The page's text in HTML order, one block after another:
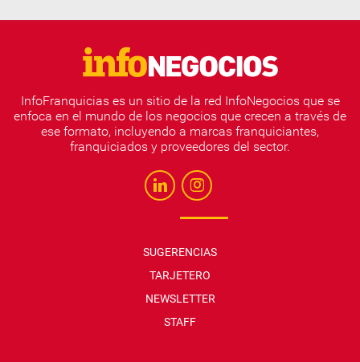
InfoFranquicias es un sitio de la red InfoNegocios que se
enfoca en el mundo de los negocios que crecen a través de
ese formato, incluyendo a marcas franquiciantes,
franquiciados y proveedores del sector.
SUGERENCIAS
TARJETERO
NEWSLETTER
STAFF